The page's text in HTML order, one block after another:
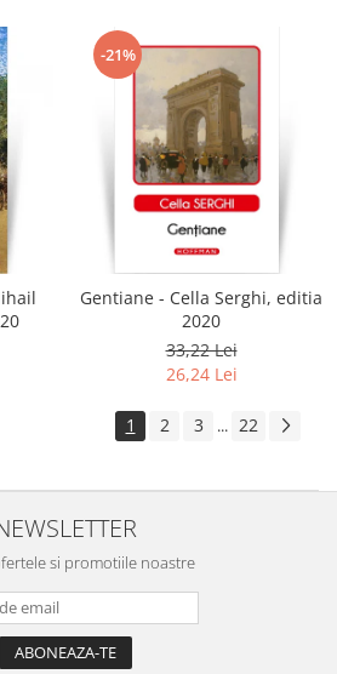
-21%
Gentiane - Cella Serghi, editia
2020
33,22 Lei
26,24 Lei
1 2 3 ... 22
si promotiile noastre